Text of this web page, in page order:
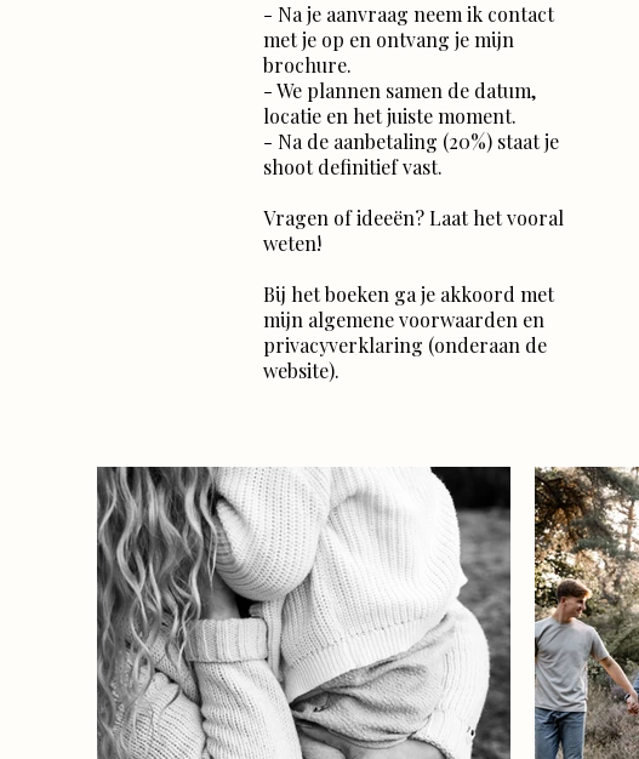
- Na je aanvraag neem ik contact
met je op en ontvang je mijn
brochure.
- We plannen samen de datum,
locatie en het juiste moment.
- Na de aanbetaling (20%) staat je
shoot definitief vast.
Vragen of ideeën? Laat het vooral
weten!
Bij het boeken ga je akkoord met
mijn algemene voorwaarden en
privacyverklaring (onderaan de
website).